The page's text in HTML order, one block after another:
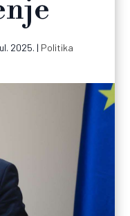
2025. | Politika